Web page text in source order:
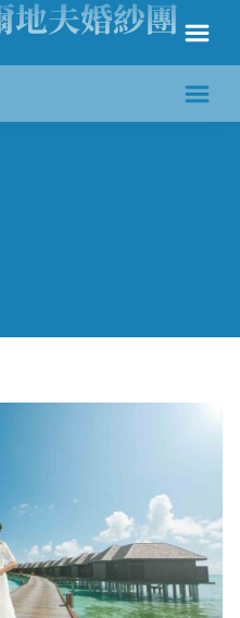
地夫婚紗團